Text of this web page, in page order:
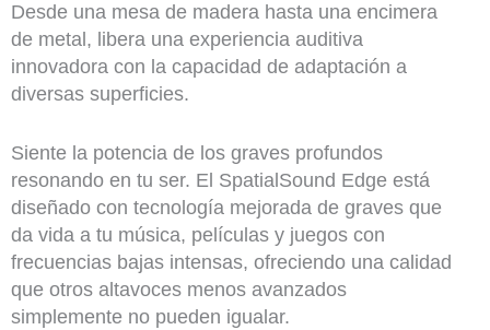
Desde una mesa de madera hasta una encimera
de metal, libera una experiencia auditiva
innovadora con la capacidad de adaptación a
diversas superficies.
Siente la potencia de los graves profundos
resonando en tu ser. El SpatialSound Edge está
diseñado con tecnología mejorada de graves que
da vida a tu música, películas y juegos con
frecuencias bajas intensas, ofreciendo una calidad
que otros altavoces menos avanzados
simplemente no pueden igualar.